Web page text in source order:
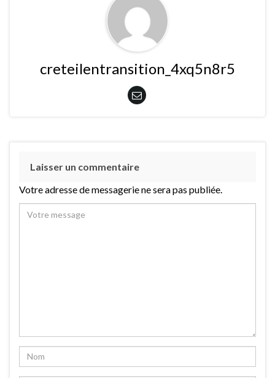
creteilentransition_4xq5n8r5
Laisser un commentaire
Votre adresse de messagerie ne sera pas publiée.